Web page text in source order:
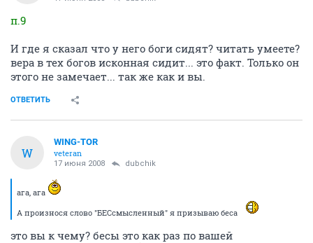
п.9
И где я сказал что у него боги сидят? читать умеете?
вера в тех богов исконная сидит... это факт. Только он
этого не замечает... так же как и вы.
ОТВЕТИТЬ
W
WING-TOR
veteran
17 июня 2008 dubchik
ага, ага
А произнося слово "БЕСсмысленный" я призываю беса
это вы к чему? бесы это как раз по вашей